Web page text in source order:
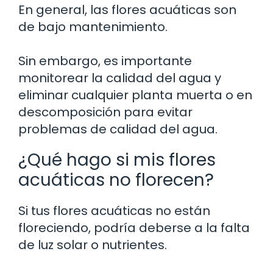
En general, las flores acuáticas son
de bajo mantenimiento.
Sin embargo, es importante
monitorear la calidad del agua y
eliminar cualquier planta muerta o en
descomposición para evitar
problemas de calidad del agua.
¿Qué hago si mis flores
acuáticas no florecen?
Si tus flores acuáticas no están
floreciendo, podría deberse a la falta
de luz solar o nutrientes.